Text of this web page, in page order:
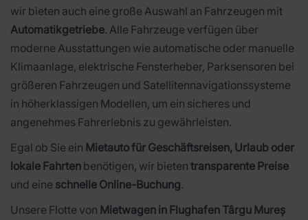
wir bieten auch eine große Auswahl an Fahrzeugen mit
Automatikgetriebe. Alle Fahrzeuge verfügen über
moderne Ausstattungen wie automatische oder manuelle
Klimaanlage, elektrische Fensterheber, Parksensoren bei
größeren Fahrzeugen und Satellitennavigationssysteme
in höherklassigen Modellen, um ein sicheres und
angenehmes Fahrerlebnis zu gewährleisten.
Egal ob Sie ein Mietauto für Geschäftsreisen, Urlaub oder
lokale Fahrten benötigen, wir bieten transparente Preise
und eine schnelle Online-Buchung.
Unsere Flotte von Mietwagen in Flughafen Târgu Mureș